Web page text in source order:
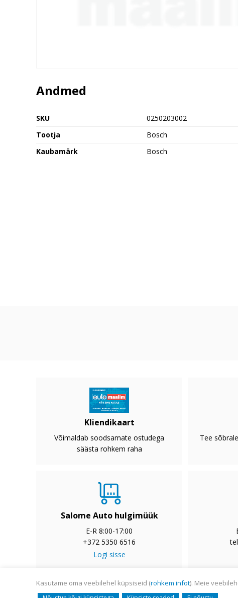
Andmed
SKU
0250203002
Tootja
Bosch
Kaubamärk
Bosch
Kliendikaart
Võimaldab soodsamate ostudega
säästa rohkem raha
Tee
Salome Auto hulgimüük
E-R 8:00-17:00
+372 5350 6516
Logi sisse
© Salome Auto AS 2008-2033
Kasutame oma veebilehel küpsiseid (rohkem infot). Meie